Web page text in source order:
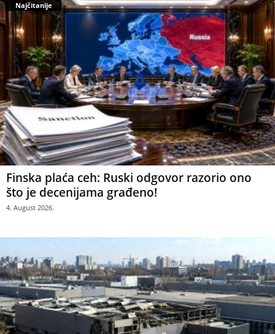
Najčitanije
Finska plaća ceh: Ruski odgovor razorio ono
što je decenijama građeno!
4. August 2026.